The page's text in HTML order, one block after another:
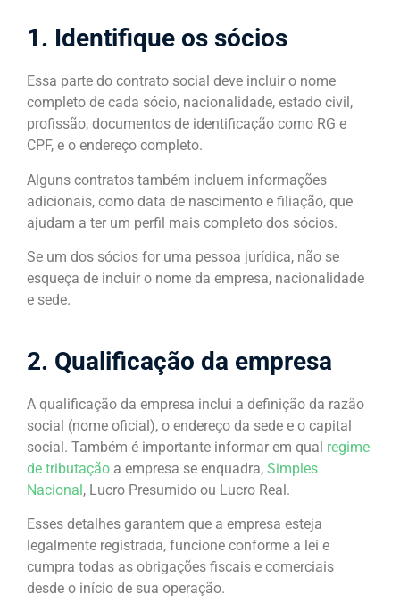
1. Identifique os sócios
Essa parte do contrato social deve incluir o nome
completo de cada sócio, nacionalidade, estado civil,
profissão, documentos de identificação como RG e
CPF, e o endereço completo.
Alguns contratos também incluem informações
adicionais, como data de nascimento e filiação, que
ajudam a ter um perfil mais completo dos sócios.
Se um dos sócios for uma pessoa jurídica, não se
esqueça de incluir o nome da empresa, nacionalidade
e sede.
2. Qualificação da empresa
A qualificação da empresa inclui a definição da razão
social (nome oficial), o endereço da sede e o capital
social. Também é importante informar em qual regime
de tributação a empresa se enquadra, Simples
Nacional, Lucro Presumido ou Lucro Real.
Esses detalhes garantem que a empresa esteja
legalmente registrada, funcione conforme a lei e
cumpra todas as obrigações fiscais e comerciais
desde o início de sua operação.